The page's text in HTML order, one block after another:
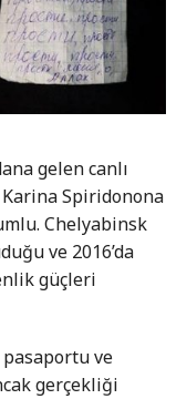
gelen canlı
Spiridonona
Chelyabinsk
ve 2016’da
güçleri
pasaportu ve
gerçekliği